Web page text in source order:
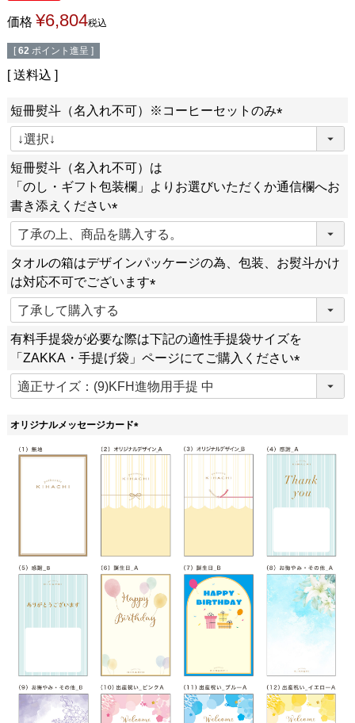
価格 ¥6,804税込
[ 62 ポイント進呈 ]
送料込
短冊熨斗（名入れ不可）※コーヒーセットのみ
必
)
短冊熨斗（名入れ不可）は
「のし・ギフト包装欄」よりお選びいただくか通信欄へお
書き添えください
(
必
須
)
タオルの箱はデザインパッケージの為、包装、お熨斗かけ
は対応不可でございます
必
須
)
有料手提袋が必要な際は下記の適性手提袋サイズを
「ZAKKA・手提げ袋」ページにてご購入ください
必
オリジナルメッセージカード
必